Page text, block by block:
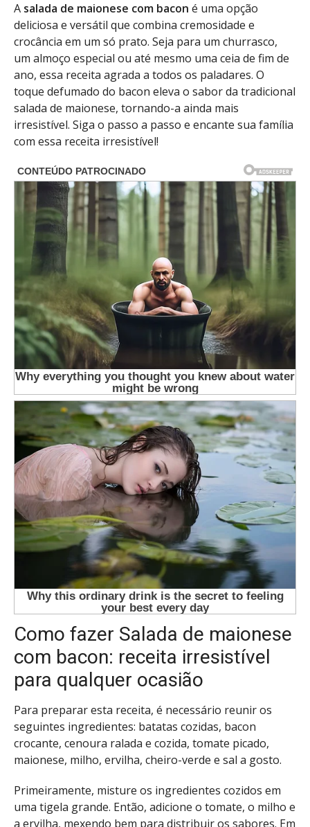
A salada de maionese com bacon é uma opção
deliciosa e versátil que combina cremosidade e
crocância em um só prato. Seja para um churrasco,
um almoço especial ou até mesmo uma ceia de fim de
ano, essa receita agrada a todos os paladares. O
toque defumado do bacon eleva o sabor da tradicional
salada de maionese, tornando-a ainda mais
irresistível. Siga o passo a passo e encante sua família
com essa receita irresistível!
Como fazer Salada de maionese
com bacon: receita irresistível
para qualquer ocasião
Para preparar esta receita, é necessário reunir os
seguintes ingredientes: batatas cozidas, bacon
crocante, cenoura ralada e cozida, tomate picado,
maionese, milho, ervilha, cheiro-verde e sal a gosto.
Primeiramente, misture os ingredientes cozidos em
uma tigela grande. Então, adicione o tomate, o milho e
a ervilha, mexendo bem para distribuir os sabores. Em